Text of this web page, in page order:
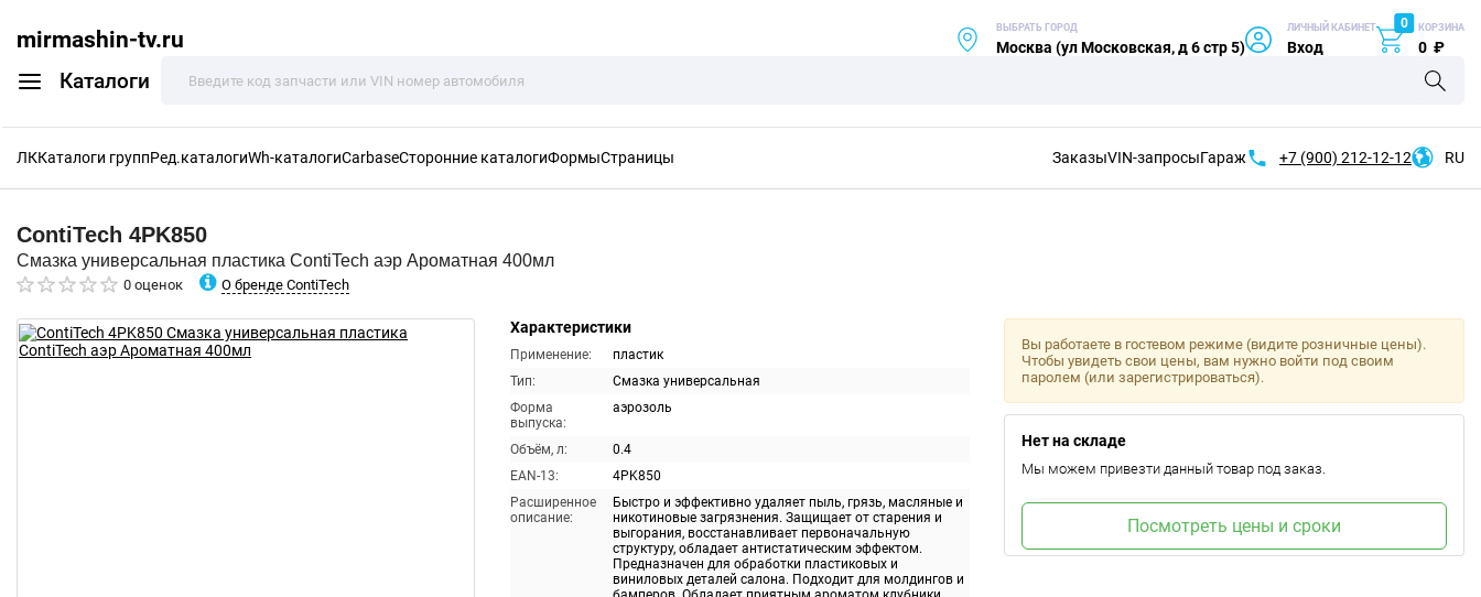
mirmashin-tv.ru
Каталоги
ВЫБРАТЬ ГОРОД
Москва (ул Московская, д 6 стр 5)
ЛИЧНЫЙ КАБИНЕТ
Вход
0 КОРЗИНА
0 ₽
ЛККаталоги группРед.каталогиWh-каталогиCarbaseСторонние каталогиФормыСтраницы ЗаказыVIN-запросыГараж +7 (900) 212-12-12 RU
ContiTech 4PK850
Смазка универсальная пластика ContiTech аэр Ароматная 400мл
0 оценок О бренде ContiTech
Характеристики
Применение:
пластик
Тип:
Смазка универсальная
Форма
выпуска:
аэрозоль
Объём, л:
0.4
EAN-13:
4PK850
Расширенное
описание:
Быстро и эффективно удаляет пыль, грязь, масляные и
никотиновые загрязнения. Защищает от старения и
выгорания, восстанавливает первоначальную
структуру, обладает антистатическим эффектом.
Предназначен для обработки пластиковых и
виниловых деталей салона. Подходит для молдингов и
Вы работаете в гостевом режиме (видите розничные цены).
Чтобы увидеть свои цены, вам нужно войти под своим
паролем (или зарегистрироваться).
Нет на складе
Мы можем привезти данный товар под заказ.
Посмотреть цены и сроки